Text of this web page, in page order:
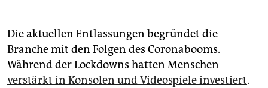
Die aktuellen Entlassungen begründet die
Branche mit den Folgen des Coronabooms.
Während der Lockdowns hatten Menschen
verstärkt in Konsolen und Videospiele investiert.